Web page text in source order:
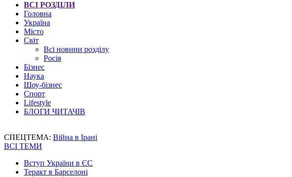
ВСІ РОЗДІЛИ
Головна
Україна
Місто
Світ
Всі новини розділу
Росія
Бізнес
Наука
Шоу-бізнес
Спорт
Lifestyle
БЛОГИ ЧИТАЧІВ
СПЕЦТЕМА: Війна в Ірані
ВСІ ТЕМИ
Вступ України в ЄС
Теракт в Барселоні